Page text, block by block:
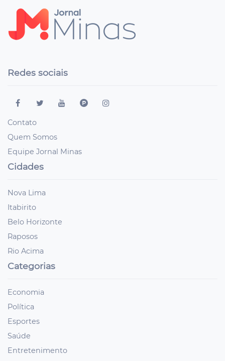
Redes sociais
Contato
Quem Somos
Equipe Jornal Minas
Cidades
Nova Lima
Itabirito
Belo Horizonte
Raposos
Rio Acima
Categorias
Economia
Política
Esportes
Saúde
Entretenimento